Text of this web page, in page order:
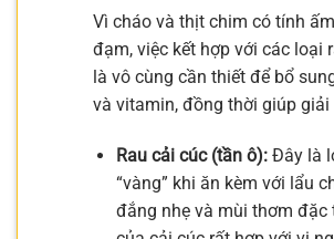
Vì cháo và thịt chim có tính
đạm, việc kết hợp với các loại
là vô cùng cần thiết để bổ
và vitamin, đồng thời giúp giải
Rau cải cúc (tần ô):Đây là
“vàng” khi ăn kèm với lẩu
đắng nhẹ và mùi thơm đặc